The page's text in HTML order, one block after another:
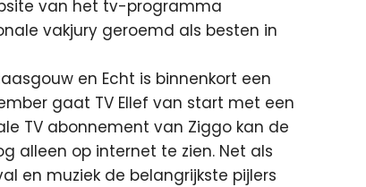
van het tv-programma
vakjury geroemd als besten in
en Echt is binnenkort een
gaat TV Ellef van start met een
TV abonnement van Ziggo kan de
alleen op internet te zien. Net als
en muziek de belangrijkste pijlers